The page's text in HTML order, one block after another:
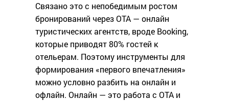
Связано это с непобедимым ростом
бронирований через ОТА — онлайн
туристических агентств, вроде Booking,
которые приводят 80% гостей к
отельерам. Поэтому инструменты для
формирования «первого впечатления»
можно условно разбить на онлайн и
офлайн. Онлайн — это работа с ОТА и